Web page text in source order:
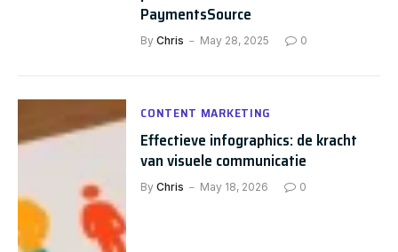
PaymentsSource
By Chris May 28, 2025 0
CONTENT MARKETING
Effectieve infographics: de kracht
van visuele communicatie
By Chris May 18, 2026 0